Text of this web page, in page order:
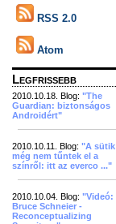
RSS 2.0
Atom
Legfrissebb
2010.10.18. Blog: "The
Guardian: biztonságos
Androidért"
2010.10.11. Blog: "A sütik
még nem tűntek el a
színről: itt az everco ..."
2010.10.04. Blog: "Videó:
Bruce Schneier -
Reconceptualizing